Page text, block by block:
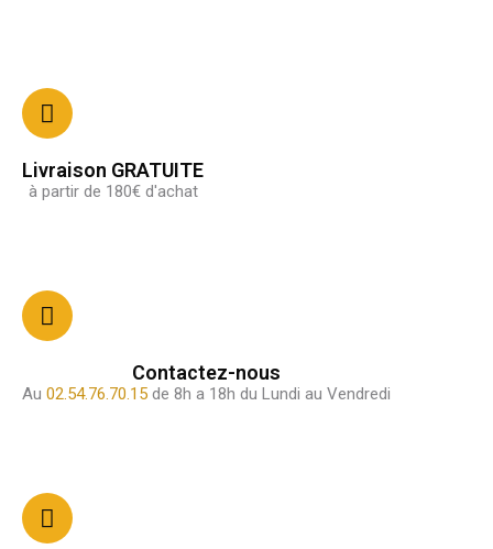
Livraison GRATUITE
à partir de 180€ d'achat
Contactez-nous
Au 02.54.76.70.15 de 8h a 18h du Lundi au Vendredi